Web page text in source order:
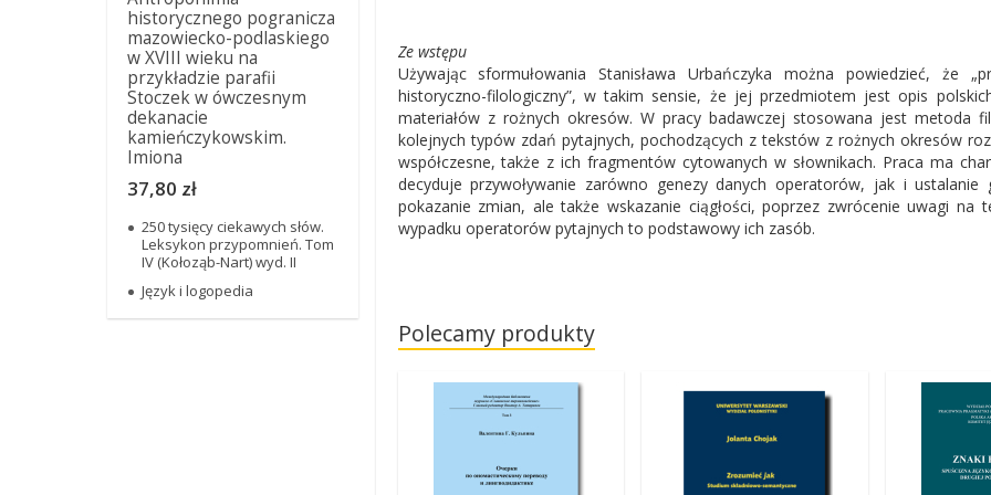
Ze wstępu
Używając sformułowania Stanisława Urbańczyka można powiedzieć, że
historyczno-filologiczny”, w takim sensie, że jej przedmiotem jest opis
materiałów z rożnych okresów. W pracy badawczej stosowana jest metoda
kolejnych typów zdań pytajnych, pochodzących z tekstów z rożnych okresów
współczesne, także z ich fragmentów cytowanych w słownikach. Praca ma
decyduje przywoływanie zarówno genezy danych operatorów, jak i
pokazanie zmian, ale także wskazanie ciągłości, poprzez zwrócenie uwagi
wypadku operatorów pytajnych to podstawowy ich zasób.
Polecamy produkty
historycznego pogranicza
mazowiecko-podlaskiego
w XVIII wieku na
przykładzie parafii
Stoczek w ówczesnym
dekanacie
kamieńczykowskim.
Imiona
37,80 zł
250 tysięcy ciekawych słów.
Leksykon przypomnień. Tom
IV (Kołoząb-Nart) wyd. II
Język i logopedia